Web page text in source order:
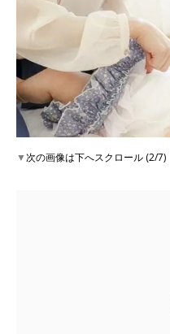
▼次の画像は下へスクロール (2/7)